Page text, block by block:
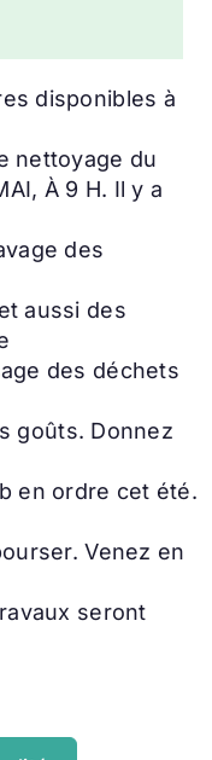
disponibles à
nettoyage du
À 9 H. Il y a
des
aussi des
des déchets
goûts. Donnez
en ordre cet été.
Venez en
seront